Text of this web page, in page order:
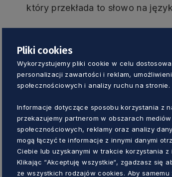
który przekłada to słowo na
Pliki cookies
Wykorzystujemy pliki cookie w celu
personalizacji zawartości i reklam,
społecznościowych i analizy ruchu na stronie.
Informacje dotyczące sposobu korzystania z
przekazujemy partnerom w obszarach mediów
społecznościowych, reklamy oraz analizy
mogą łączyć te informacje z innymi danymi
Ciebie lub uzyskanymi w trakcie korzystania z
Klikając “Akceptuję wszystkie“, zgadzasz się
ze wszystkich rodzajów cookies. Aby samemu